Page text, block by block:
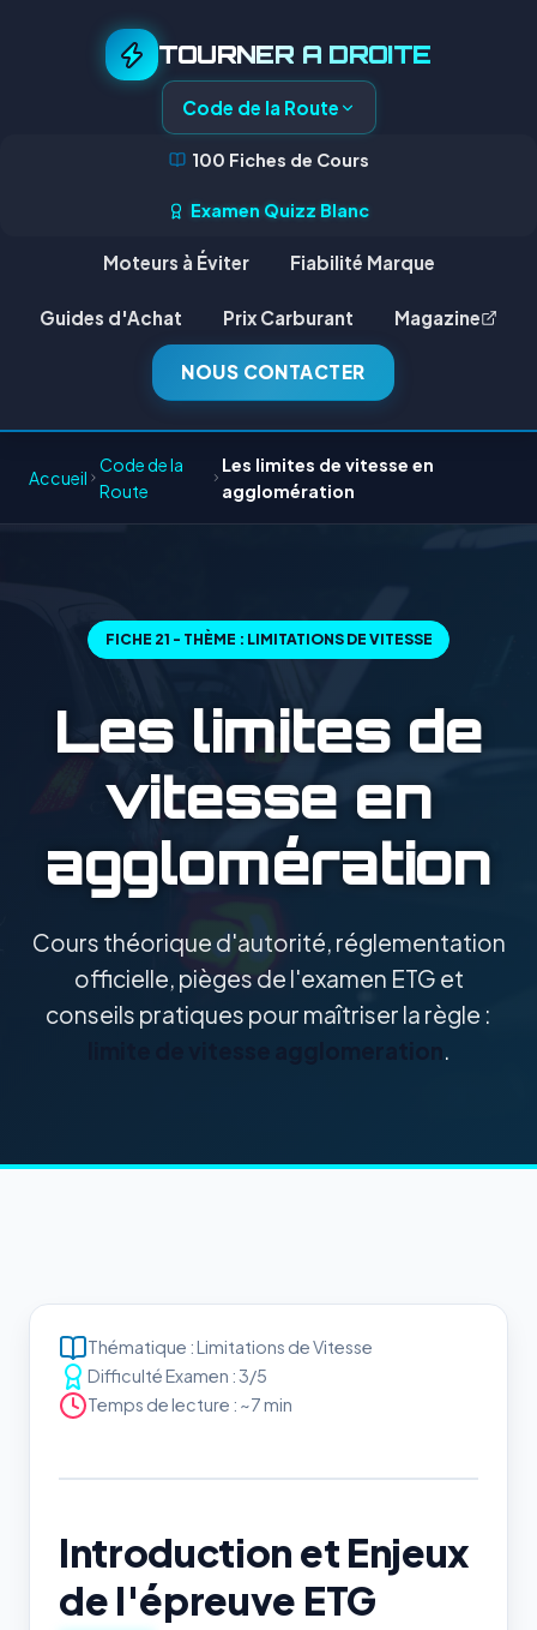
TOURNER A DROITE
Code de la Route
100 Fiches de Cours
Examen Quizz Blanc
Moteurs à Éviter Fiabilité Marque
Guides d'Achat Prix Carburant Magazine
NOUS CONTACTER
Accueil
Code de la
Route
Les limites de vitesse en
agglomération
FICHE 21 - THÈME : LIMITATIONS DE VITESSE
Les limites de
vitesse en
agglomération
Cours théorique d'autorité, réglementation
officielle, pièges de l'examen ETG et
conseils pratiques pour maîtriser la règle :
.
Thématique : Limitations de Vitesse
Difficulté Examen : 3/5
Temps de lecture : ~7 min
Introduction et Enjeux
de l'épreuve ETG